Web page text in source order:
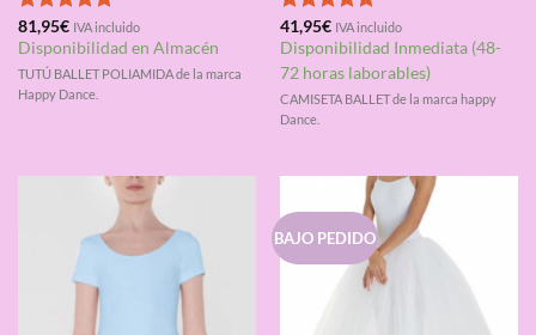
Valorado
con4.75
de 5
81,95€ IVA incluido
Disponibilidad en Almacén
TUTÚ BALLET POLIAMIDA de la marca
Happy Dance.
Valorado
con4.75
de 5
41,95€ IVA incluido
Disponibilidad Inmediata (48-
72 horas laborables)
CAMISETA BALLET de la marca happy
Dance.
BAJO PEDIDO